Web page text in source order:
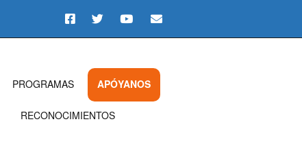
PROGRAMAS APÓYANOS
RECONOCIMIENTOS